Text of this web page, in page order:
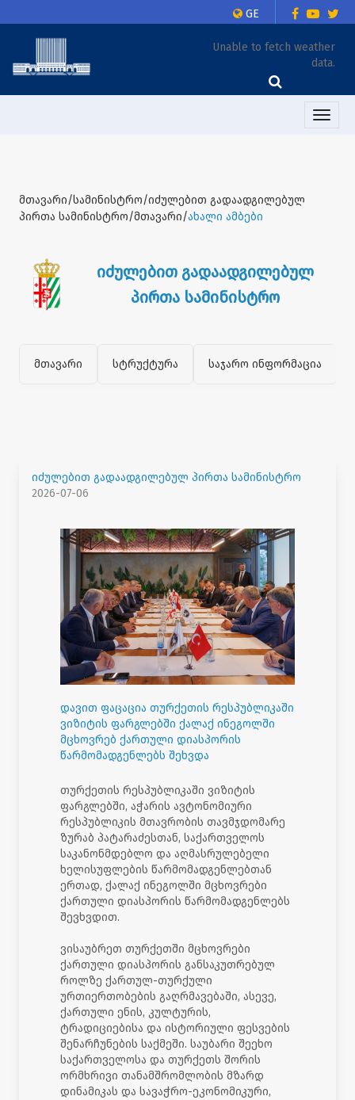
GE
Unable to fetch weather
data.
Toggle
მთავარი/სამინისტრო/იძულებით გადაადგილებულ
პირთა სამინისტრო/მთავარი/ახალი ამბები
იძულებით გადაადგილებულ
პირთა სამინისტრო
მთავარი სტრუქტურა საჯარო ინფორმაცია
იძულებით გადაადგილებულ პირთა სამინისტრო
2026-07-06
დავით ფაცაცია თურქეთის რესპუბლიკაში
ვიზიტის ფარგლებში ქალაქ ინეგოლში
მცხოვრებ ქართული დიასპორის
წარმომადგენლებს შეხვდა
თურქეთის რესპუბლიკაში ვიზიტის
ფარგლებში, აჭარის ავტონომიური
რესპუბლიკის მთავრობის თავმჯდომარე
ზურაბ პატარაძესთან, საქართველოს
საკანონმდებლო და აღმასრულებელი
ხელისუფლების წარმომადგენლებთან
ერთად, ქალაქ ინეგოლში მცხოვრები
ქართული დიასპორის წარმომადგენლებს
შევხვდით.
ვისაუბრეთ თურქეთში მცხოვრები
ქართული დიასპორის განსაკუთრებულ
როლზე ქართულ-თურქული
ურთიერთობების გაღრმავებაში, ასევე,
ქართული ენის, კულტურის,
ტრადიციებისა და ისტორიული ფესვების
შენარჩუნების საქმეში. საუბარი შეეხო
საქართველოსა და თურქეთს შორის
ორმხრივი თანამშრომლობის მზარდ
დინამიკას და სავაჭრო-ეკონომიკური,